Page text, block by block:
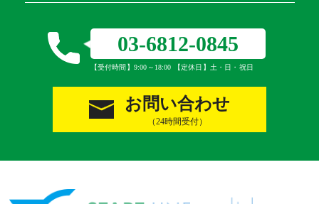
03-6812-0845
【受付時間】9:00～18:00 【定休日】土・日・祝日
お問い合わせ
（24時間受付）